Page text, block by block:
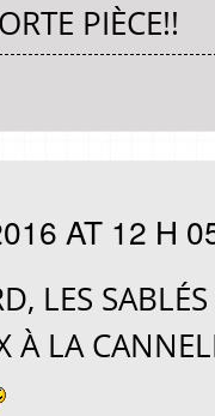
PIÈCE!!
AT 12 H
LES
À LA